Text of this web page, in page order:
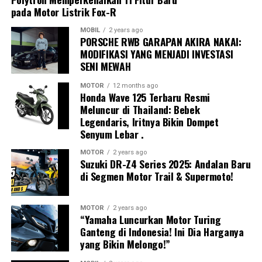
kejujuran, serta keteguhan dalam menghadapi
tantangan.
Desain visual tersebut merupakan hasil kolaborasi
dengan mahasiswa Desain Komunikasi Visual Universitas
Tim Arjuna EV mengusung filosofi pengembangan:
20% Art
40% Engineering
40% Teamwork
Konsep tersebut menjadi identitas baru yang
memadukan unsur budaya Indonesia dengan teknologi
balap modern.
Target Harumkan Nama Indonesia
Putaran ketiga MRS 2026 mempertandingkan enam
kelas yang terdiri atas empat kelas Kejuaraan Nasional
dan dua kelas pendukung.
Kelas Kejurnas meliputi:
National Sport 150 (NS150)
National Sport 250 (NS250)
Supersport 600 (SS600)
Indonesia Junior Talent Cup U-15 (IJTC)
Sedangkan kelas pendukung terdiri dari:
pada Motor Listrik Fox-R
MOBIL 2 years ago
PORSCHE RWB GARAPAN AKIRA NAKAI:
MODIFIKASI YANG MENJADI INVESTASI
SENI MEWAH
MOTOR 12 months ago
Honda Wave 125 Terbaru Resmi
Meluncur di Thailand: Bebek
Legendaris, Iritnya Bikin Dompet
Senyum Lebar .
MOTOR 2 years ago
Suzuki DR-Z4 Series 2025: Andalan Baru
di Segmen Motor Trail & Supermoto!
MOTOR 2 years ago
“Yamaha Luncurkan Motor Turing
Ganteng di Indonesia! Ini Dia Harganya
yang Bikin Melongo!”